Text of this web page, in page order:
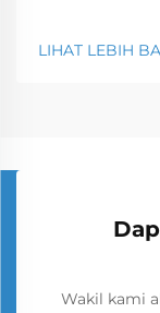
LIHAT LEBIH
Wakil kami